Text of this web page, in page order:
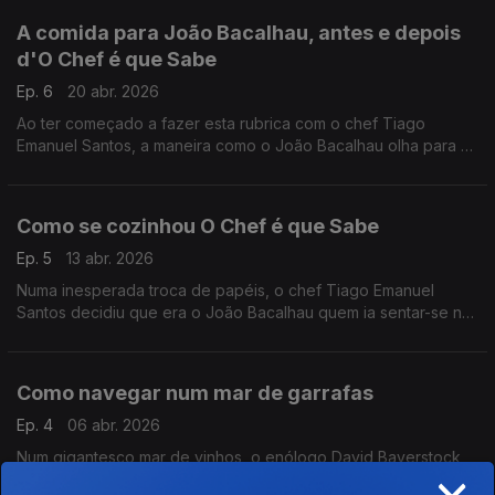
A comida para João Bacalhau, antes e depois
d'O Chef é que Sabe
Ep. 6
20 abr. 2026
Ao ter começado a fazer esta rubrica com o chef Tiago
Emanuel Santos, a maneira como o João Bacalhau olha para a
Como se cozinhou O Chef é que Sabe
Ep. 5
13 abr. 2026
Numa inesperada troca de papéis, o chef Tiago Emanuel
Santos decidiu que era o João Bacalhau quem ia sentar-se na
Como navegar num mar de garrafas
Ep. 4
06 abr. 2026
Num gigantesco mar de vinhos, o enólogo David Baverstock